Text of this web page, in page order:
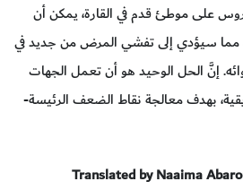
على موطئ قدم في القارة، يمكن أن
مما سيؤدي إلى تفشي المرض من جديد في
إنَّ الحل الوحيد هو أن تعمل الجهات
بهدف معالجة نقاط الضعف الرئيسة-
Translated by Naaima